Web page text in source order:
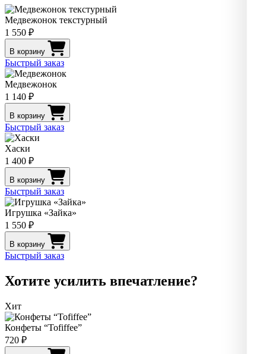
Медвежонок текстурный
1 550 ₽
В корзину
Быстрый заказ
Медвежонок
1 140 ₽
В корзину
Быстрый заказ
Хаски
1 400 ₽
В корзину
Быстрый заказ
Игрушка «Зайка»
1 550 ₽
В корзину
Быстрый заказ
Хотите усилить впечатление?
Хит
Конфеты “Tofiffee”
720 ₽